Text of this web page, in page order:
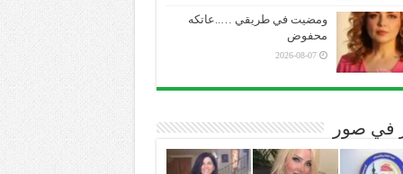
ومضيت في طريقي …..عاتكه
محفوض
2026-08-07
في صور